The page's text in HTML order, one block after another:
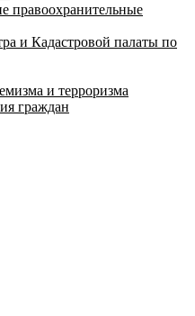
правоохранительные
и Кадастровой палаты по
и терроризма
граждан